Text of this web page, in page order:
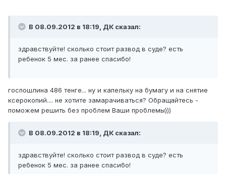
В 08.09.2012 в 18:19, ДК сказал:
здравствуйте! сколько стоит развод в суде? есть
ребенок 5 мес. за ранее спасибо!
госпошлина 486 тенге... ну и капельку на бумагу и на снятие
ксерокопий.... не хотите замарачиваться? Обращайтесь -
поможем решить без проблем Ваши проблемы)))
В 08.09.2012 в 18:19, ДК сказал:
здравствуйте! сколько стоит развод в суде? есть
ребенок 5 мес. за ранее спасибо!